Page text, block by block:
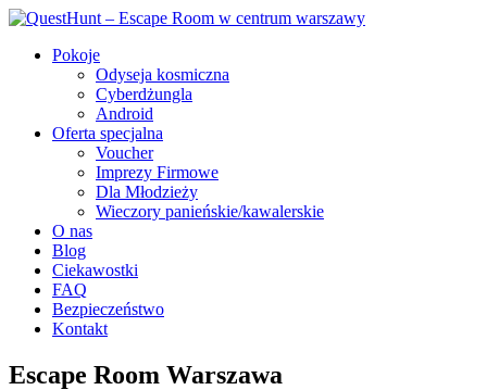
Pokoje
Odyseja kosmiczna
Cyberdżungla
Android
Oferta specjalna
Voucher
Imprezy Firmowe
Dla Młodzieży
Wieczory panieńskie/kawalerskie
O nas
Blog
Ciekawostki
FAQ
Bezpieczeństwo
Kontakt
Escape Room Warszawa